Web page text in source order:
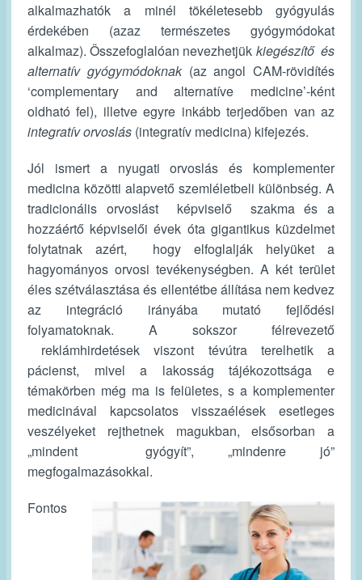
alkalmazhatók a minél tökéletesebb gyógyulás
érdekében (azaz természetes gyógymódokat
alkalmaz). Összefoglalóan nevezhetjük kiegészítő és
alternatív gyógymódoknak(az angol CAM-rövidítés
‘complementary and alternatíve medicine’-ként
oldható fel), illetve egyre inkább terjedőben van az
integratív orvoslás (integratív medicina) kifejezés.
Jól ismert a nyugati orvoslás és komplementer
medicina közötti alapvető szemléletbeli különbség. A
tradicionális orvoslást képviselő szakma és a
hozzáértő képviselői évek óta gigantikus küzdelmet
folytatnak azért, hogy elfoglalják helyüket a
hagyományos orvosi tevékenységben. A két terület
éles szétválasztása és ellentétbe állítása nem kedvez
az integráció irányába mutató fejlődési
folyamatoknak. A sokszor félrevezető
reklámhirdetések viszont tévútra terelhetik a
pácienst, mivel a lakosság tájékozottsága e
témakörben még ma is felületes, s a komplementer
medicinával kapcsolatos visszaélések esetleges
veszélyeket rejthetnek magukban, elsősorban a
„mindent gyógyít”, „mindenre jó”
megfogalmazásokkal.
Fontos